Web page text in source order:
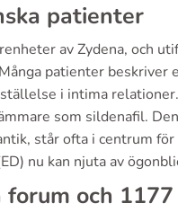
patienter
av Zydena, och
patienter beskriver
i intima
som sildenafil.
står ofta i centrum
nu kan njuta av
och